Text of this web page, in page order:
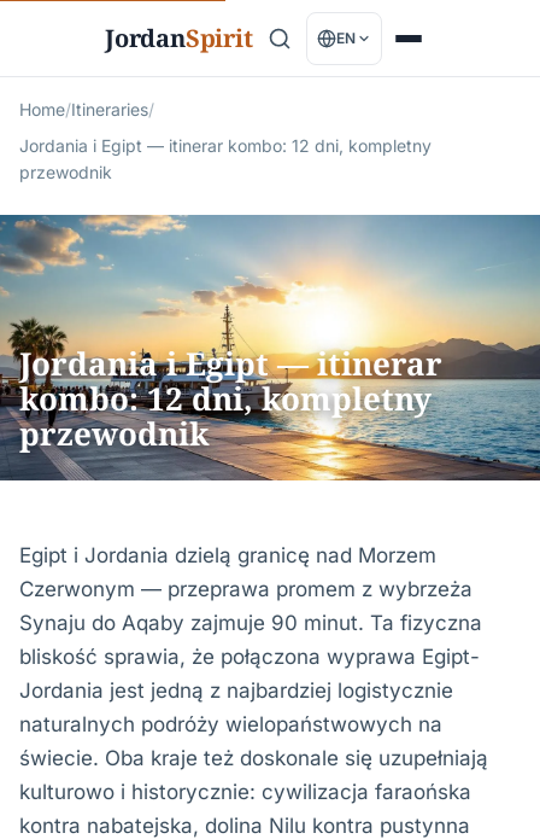
JordanSpirit EN
Home/Itineraries/
Jordania i Egipt — itinerar kombo: 12 dni, kompletny
przewodnik
Jordania i Egipt — itinerar
kombo: 12 dni, kompletny
przewodnik
Egipt i Jordania dzielą granicę nad Morzem
Czerwonym — przeprawa promem z wybrzeża
Synaju do Aqaby zajmuje 90 minut. Ta fizyczna
bliskość sprawia, że połączona wyprawa Egipt-
Jordania jest jedną z najbardziej logistycznie
naturalnych podróży wielopaństwowych na
świecie. Oba kraje też doskonale się uzupełniają
kulturowo i historycznie: cywilizacja faraońska
kontra nabatejska, dolina Nilu kontra pustynna